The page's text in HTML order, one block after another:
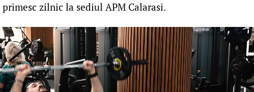
zilnic la sediul APM Calarasi.